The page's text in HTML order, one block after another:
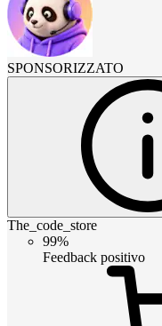
SPONSORIZZATO
The_code_store
99%
Feedback positivo